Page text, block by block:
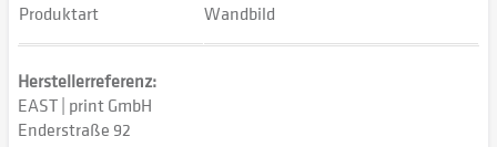
Produktart Wandbild
Herstellerreferenz:
EAST | print GmbH
Enderstraße 92